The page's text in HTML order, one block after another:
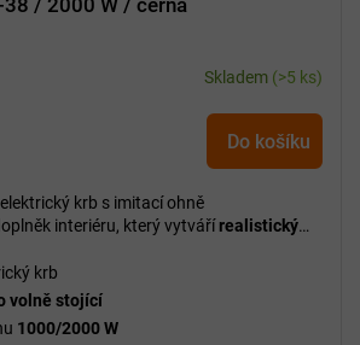
Skladem (>5 ks)
Do košíku
krb s imitací ohně
interiéru, který vytvářírealistický
krb
volně stojící
1000/2000 W